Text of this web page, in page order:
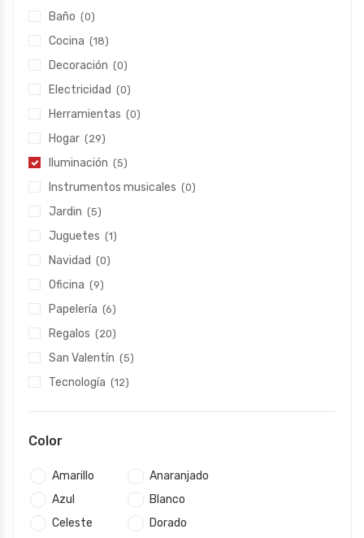
Baño (0)
Cocina (18)
Decoración (0)
Electricidad (0)
Herramientas (0)
Hogar (29)
Iluminación (5)
Instrumentos musicales (0)
Jardin (5)
Juguetes (1)
Navidad (0)
Oficina (9)
Papelería (6)
Regalos (20)
San Valentín (5)
Tecnología (12)
Color
Amarillo
Anaranjado
Azul
Blanco
Celeste
Dorado